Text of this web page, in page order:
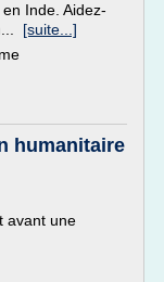
Inde. Aidez-
[suite...]
humanitaire
avant une